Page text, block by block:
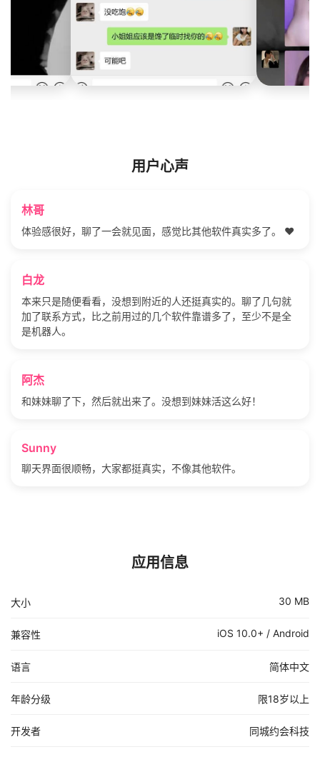
用户心声
林哥
体验感很好，聊了一会就见面，感觉比其他软件真实多了。 ❤️
白龙
本来只是随便看看，没想到附近的人还挺真实的。聊了几句就
加了联系方式，比之前用过的几个软件靠谱多了，至少不是全
是机器人。
阿杰
和妹妹聊了下，然后就出来了。没想到妹妹活这么好！
Sunny
聊天界面很顺畅，大家都挺真实，不像其他软件。
应用信息
大小 30 MB
兼容性 iOS 10.0+ / Android
语言 简体中文
年龄分级 限18岁以上
开发者 同城约会科技